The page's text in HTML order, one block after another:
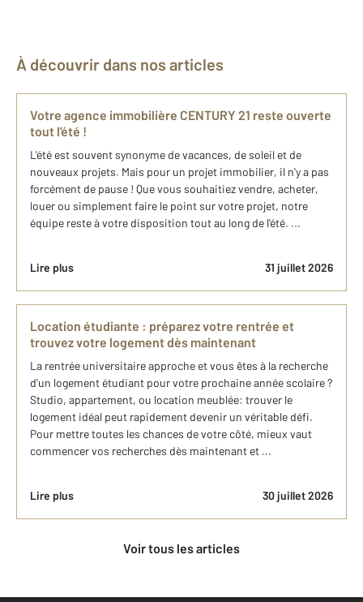
À découvrir dans nos articles
Votre agence immobilière CENTURY 21 reste ouverte
tout l'été !
L'été est souvent synonyme de vacances, de soleil et de
nouveaux projets. Mais pour un projet immobilier, il n'y a pas
forcément de pause ! Que vous souhaitiez vendre, acheter,
louer ou simplement faire le point sur votre projet, notre
équipe reste à votre disposition tout au long de l'été. ...
Lire plus 31 juillet 2026
Location étudiante : préparez votre rentrée et
trouvez votre logement dès maintenant
La rentrée universitaire approche et vous êtes à la recherche
d’un logement étudiant pour votre prochaine année scolaire ?
Studio, appartement, ou location meublée: trouver le
logement idéal peut rapidement devenir un véritable défi.
Pour mettre toutes les chances de votre côté, mieux vaut
commencer vos recherches dès maintenant et ...
Lire plus 30 juillet 2026
Voir tous les articles